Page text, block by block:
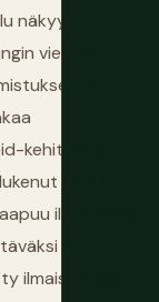
näkyy
viereiset
kehitystä
tästä,
ilman tätä
ja
ilmaisemaan.